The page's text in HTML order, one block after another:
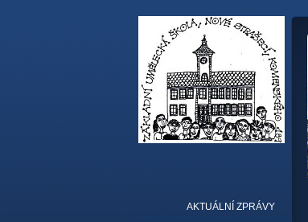
AKTUÁLNÍ ZPRÁVY